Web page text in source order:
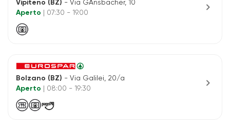
Vipiteno (BZ) - Via GÄnsbacher, 10
Aperto
| 07:30 - 19.00 chevron_right
Bolzano (BZ) - Via Galilei, 20/a
Aperto
| 08:00 - 19:30 chevron_right